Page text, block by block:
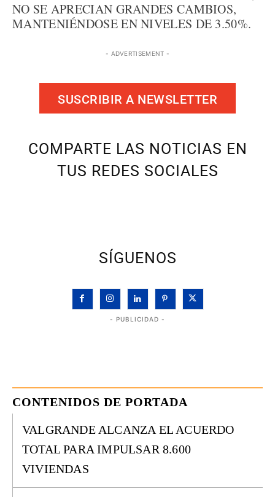
NO SE APRECIAN GRANDES CAMBIOS,
MANTENIÉNDOSE EN NIVELES DE 3.50%.
- ADVERTISEMENT -
SUSCRIBIR A NEWSLETTER
COMPARTE LAS NOTICIAS EN
TUS REDES SOCIALES
SÍGUENOS
- PUBLICIDAD -
CONTENIDOS DE PORTADA
VALGRANDE ALCANZA EL ACUERDO
TOTAL PARA IMPULSAR 8.600
VIVIENDAS